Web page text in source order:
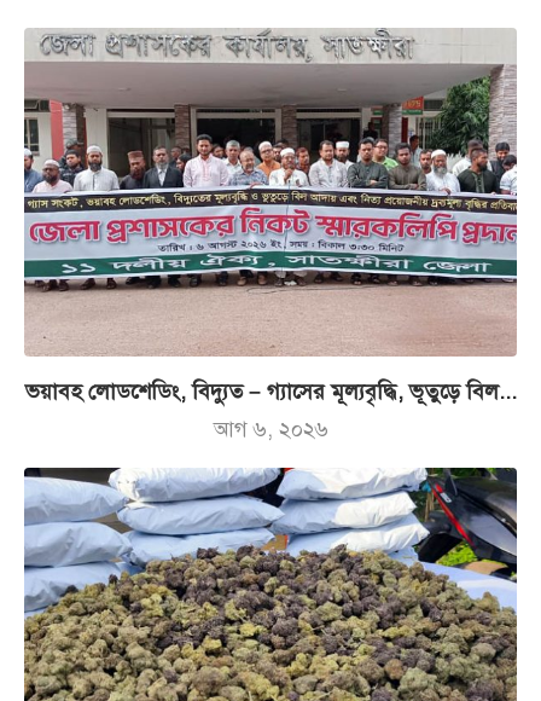
ভয়াবহ লোডশেডিং, বিদ্যুত – গ্যাসের মূল্যবৃদ্ধি, ভূতুড়ে বিল...
আগ ৬, ২০২৬